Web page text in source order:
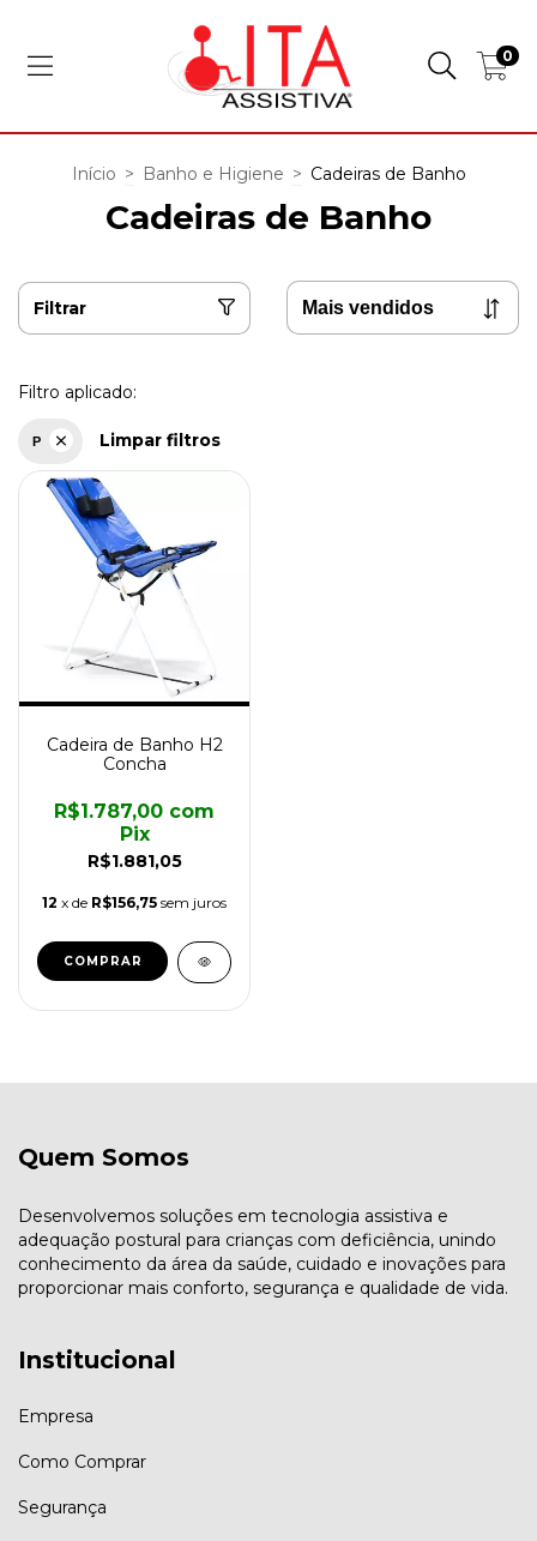
0
Início > Banho e Higiene > Cadeiras de Banho
Cadeiras de Banho
Filtrar
Filtro aplicado:
P Limpar filtros
Cadeira de Banho H2
Concha
R$1.881,05
R$1.787,00 com
Pix
12 x de R$156,75 sem juros
COMPRAR
Quem Somos
Desenvolvemos soluções em tecnologia assistiva e
adequação postural para crianças com deficiência, unindo
conhecimento da área da saúde, cuidado e inovações para
proporcionar mais conforto, segurança e qualidade de vida.
Institucional
Empresa
Como Comprar
Segurança